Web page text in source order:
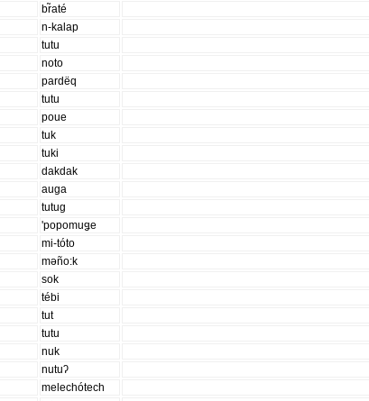
br̃até
n-kalap
tutu
noto
pardëq
tutu
poue
tuk
tuki
dakdak
auga
tutug
'popomuǥe
mi-tóto
məño:k
sok
tébi
tut
tutu
nuk
nutuʔ
melechótech